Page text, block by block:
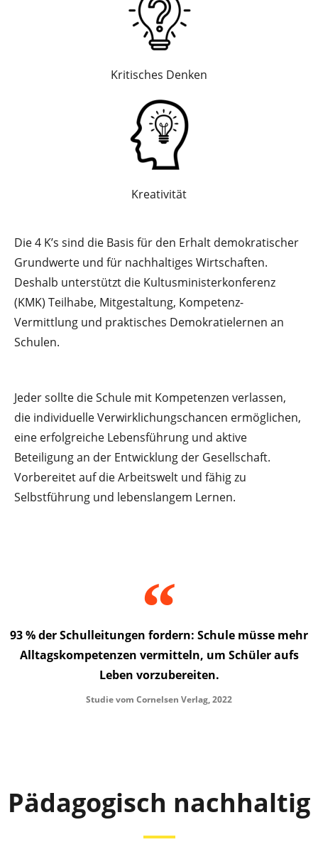
Kritisches Denken
Kreativität
Die 4 K’s sind die Basis für den Erhalt demokratischer
Grundwerte und für nachhaltiges Wirtschaften.
Deshalb unterstützt die Kultusministerkonferenz
(KMK) Teilhabe, Mitgestaltung, Kompetenz-
Vermittlung und praktisches Demokratielernen an
Schulen.
Jeder sollte die Schule mit Kompetenzen verlassen,
die individuelle Verwirklichungschancen ermöglichen,
eine erfolgreiche Lebensführung und aktive
Beteiligung an der Entwicklung der Gesellschaft.
Vorbereitet auf die Arbeitswelt und fähig zu
Selbstführung und lebenslangem Lernen.
93 % der Schulleitungen fordern: Schule müsse mehr
Alltagskompetenzen vermitteln, um Schüler aufs
Leben vorzubereiten.
Studie vom Cornelsen Verlag, 2022
Pädagogisch nachhaltig